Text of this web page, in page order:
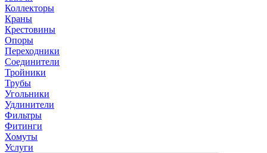
Коллекторы
Краны
Крестовины
Опоры
Переходники
Соединители
Тройники
Трубы
Угольники
Удлинители
Фильтры
Фитинги
Хомуты
Услуги